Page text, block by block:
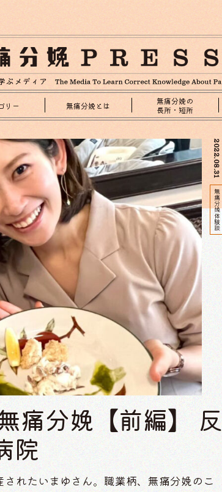
リー 無痛分娩とは
無痛分娩の
長所・短所
2022.08.31
無痛分娩体験談
痛分娩【前編】 反
院
れたいまゆさん。職業柄、無痛分娩のこ